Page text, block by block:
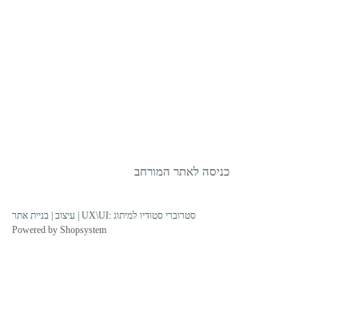
כניסה לאתר המורחב
עיצוב | בניית אתר | UX\UI: סטרוברי סטודיו למיתוג
Powered by Shopsystem